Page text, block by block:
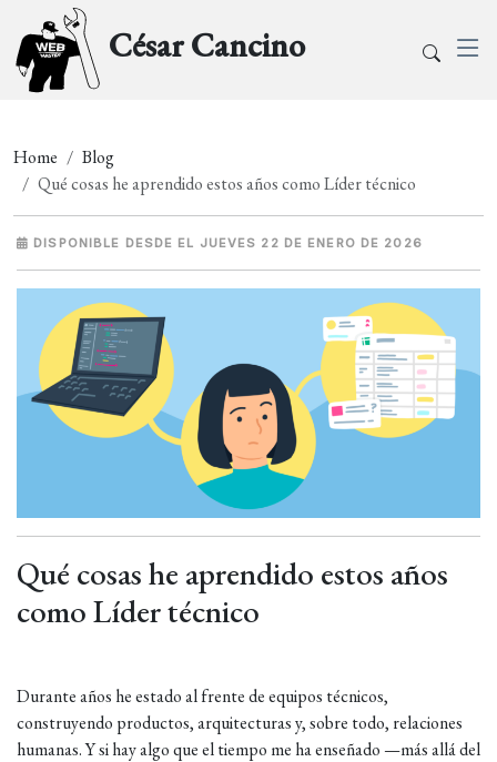
César Cancino
Home
Blog
Qué cosas he aprendido estos años como Líder técnico
DISPONIBLE DESDE EL JUEVES 22 DE ENERO DE 2026
Qué cosas he aprendido estos años
como Líder técnico
Durante años he estado al frente de equipos técnicos,
construyendo productos, arquitecturas y, sobre todo, relaciones
humanas. Y si hay algo que el tiempo me ha enseñado —más allá del